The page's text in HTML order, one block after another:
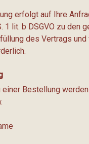
erfolgt auf Ihre
1 lit. b DSGVO zu den
des Vertrags
einer Bestellung